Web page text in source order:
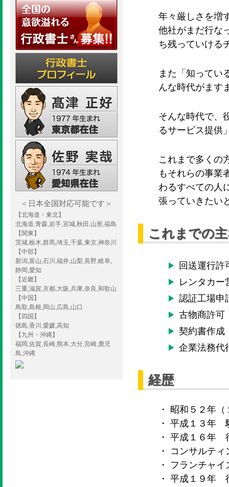
年々厳しさを増
他社がまだ行な
ち残っていける
また「知ってい
んな時代がます
そんな時代で、
るサービス提供
これまで多くの
もそれらの事業
わるすべての人
張っていきたい
これまでの
回送運行許
レンタカー
認証工場申
古物商許可
契約書作成
企業法務代
経歴
・ 昭和５２年
・ 平成１３年
・ 平成１６年
・ コンサルテ
・ フランチャ
・ 平成１９年
＜日本全国対応可能です＞
【北海道・東北】
北海道,青森,岩手,宮城,秋田,山形,福島
【関東】
茨城,栃木,群馬,埼玉,千葉,東京,神奈川
【中部】
新潟,富山,石川,福井,山梨,長野,岐阜,
静岡,愛知
【近畿】
三重,滋賀,京都,大阪,兵庫,奈良,和歌山
【中国】
鳥取,島根,岡山,広島,山口
【四国】
徳島,香川,愛媛,高知
【九州・沖縄】
福岡,佐賀,長崎,熊本,大分,宮崎,鹿児
島,沖縄